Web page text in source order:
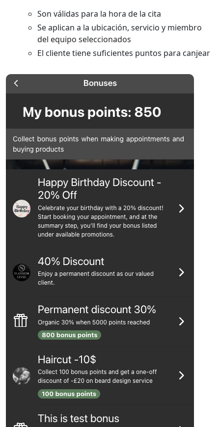
Son válidas para la hora de la cita
Se aplican a la ubicación, servicio y miembro
del equipo seleccionados
El cliente tiene suficientes puntos para canjear